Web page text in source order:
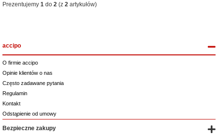
Prezentujemy 1 do 2 (z 2 artykułów)
accipo
O firmie accipo
Opinie klientów o nas
Często zadawane pytania
Regulamin
Kontakt
Odstąpienie od umowy
Bezpieczne zakupy